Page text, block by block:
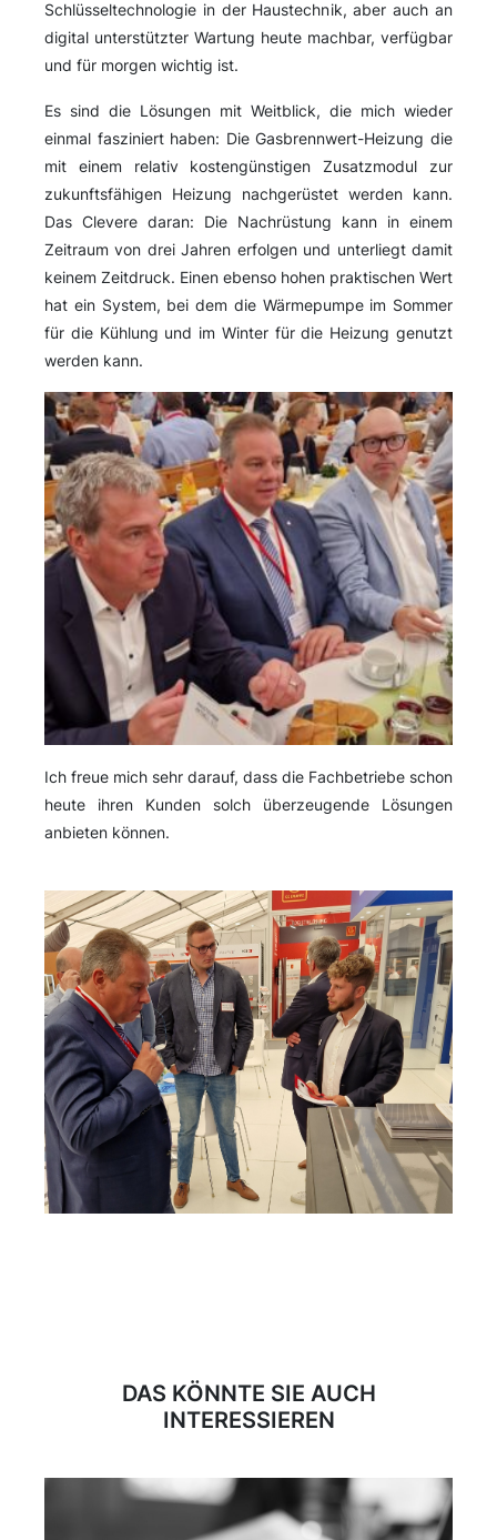
Schlüsseltechnologie in der Haustechnik, aber auch an
digital unterstützter Wartung heute machbar, verfügbar
und für morgen wichtig ist.
Es sind die Lösungen mit Weitblick, die mich wieder
einmal fasziniert haben: Die Gasbrennwert-Heizung die
mit einem relativ kostengünstigen Zusatzmodul zur
zukunftsfähigen Heizung nachgerüstet werden kann.
Das Clevere daran: Die Nachrüstung kann in einem
Zeitraum von drei Jahren erfolgen und unterliegt damit
keinem Zeitdruck. Einen ebenso hohen praktischen Wert
hat ein System, bei dem die Wärmepumpe im Sommer
für die Kühlung und im Winter für die Heizung genutzt
werden kann.
Ich freue mich sehr darauf, dass die Fachbetriebe schon
heute ihren Kunden solch überzeugende Lösungen
anbieten können.
DAS KÖNNTE SIE AUCH
INTERESSIEREN